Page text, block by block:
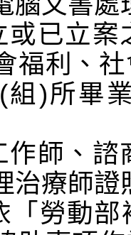
或已立
福利、
組)所畢
作師、
治療師證
「勞動